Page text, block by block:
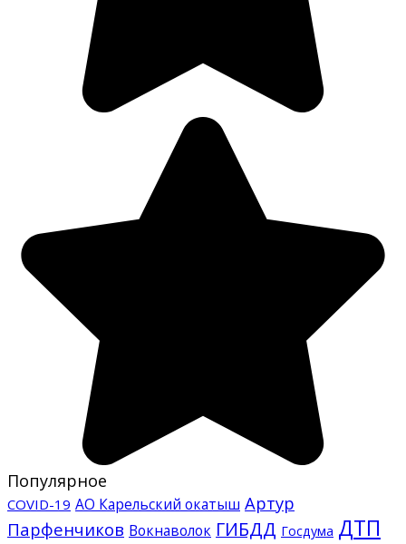
Популярное
COVID-19 АО Карельский окатыш Артур
Парфенчиков Вокнаволок ГИБДД Госдума ДТП